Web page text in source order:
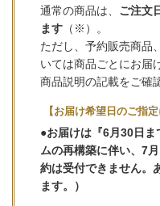
通常の商品は、 ご注文
ます （※）。
ただし、予約販売商品
いては商品ごとにお届
商品説明の記載をご確
【お届け希望日のご指定
●お届けは『6月30日
ムの再構築に伴い、7
約は受付できません。
ます。）